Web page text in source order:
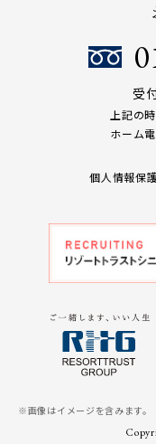
受
上記の
ホーム
個人情報保
※画像はイメージを含みます。